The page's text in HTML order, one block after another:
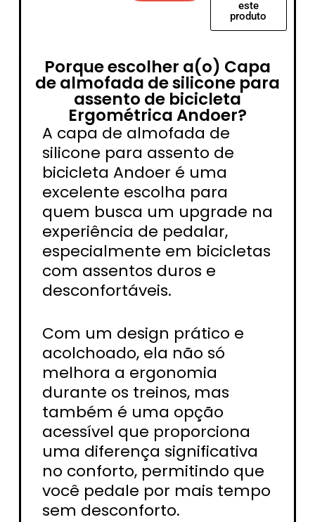
este
produto
Porque escolher a(o) Capa
de almofada de silicone para
assento de bicicleta
Ergométrica Andoer?
A capa de almofada de
silicone para assento de
bicicleta Andoer é uma
excelente escolha para
quem busca um upgrade na
experiência de pedalar,
especialmente em bicicletas
com assentos duros e
desconfortáveis.
Com um design prático e
acolchoado, ela não só
melhora a ergonomia
durante os treinos, mas
também é uma opção
acessível que proporciona
uma diferença significativa
no conforto, permitindo que
você pedale por mais tempo
sem desconforto.